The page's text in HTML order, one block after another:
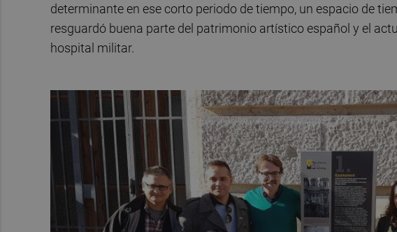
determinante en ese corto periodo de tiempo, un espacio de
resguardó buena parte del patrimonio artístico español y el
hospital militar.